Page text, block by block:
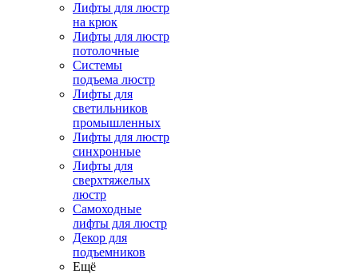
Лифты для люстр
на крюк
Лифты для люстр
потолочные
Системы
подъема люстр
Лифты для
светильников
промышленных
Лифты для люстр
синхронные
Лифты для
сверхтяжелых
люстр
Самоходные
лифты для люстр
Декор для
подъемников
Ещё